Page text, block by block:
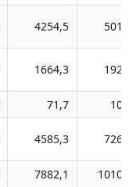
4254,5 5017,8
1664,3 1925,7
71,7
105,8
4585,3 7265,4
7882,1
10109,8